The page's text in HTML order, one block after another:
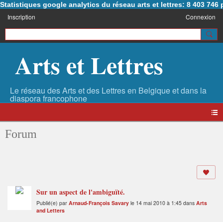
Statistiques google analytics du réseau arts et lettres: 8 403 746
Inscription Connexion
Arts et Lettres
Forum
Sur un aspect de l'ambiguïté.
Publié(e) par Arnaud-François Savary le 14 mai 2010 à 1:45 dans Arts
and Letters